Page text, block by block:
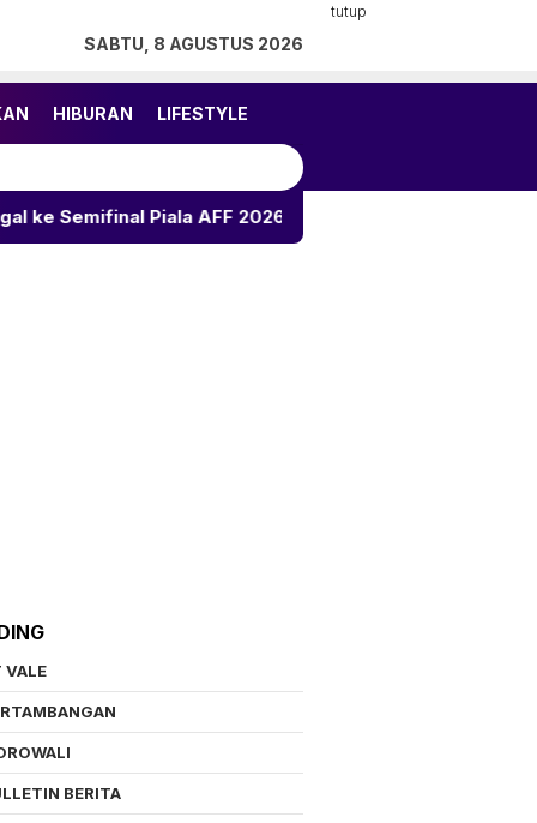
tutup
SABTU, 8 AGUSTUS 2026
HIBURAN LIFESTYLE
Piala AFF 2026 5 Shio Ini Berpotensi Raih
VALE
BERITA